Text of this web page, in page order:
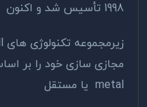
1998 تأسیس شد و اکنون
metal یا مستقل